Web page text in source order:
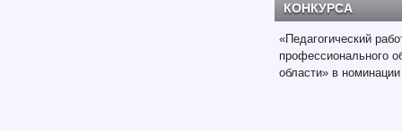
КОНКУРСА
«Педагогический
профессионального
области» в